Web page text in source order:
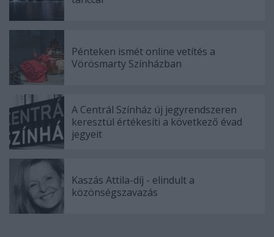
Pénteken ismét online vetítés a
Vörösmarty Színházban
A Centrál Színház új jegyrendszeren
keresztül értékesíti a következő évad
jegyeit
Kaszás Attila-díj - elindult a
közönségszavazás